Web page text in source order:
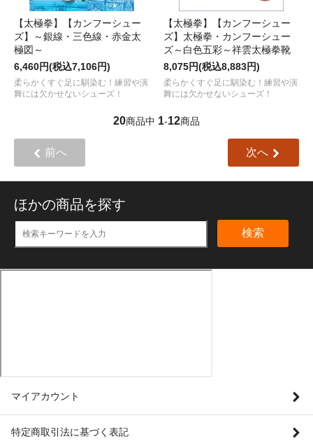
【太極拳】【カンフーシュー
ズ】～銀線・三色線・赤金太
極図～
6,460円(税込7,106円)
柔らかくすぐ足に馴染む！練習や演
舞には欠かせないシューズ！
【太極拳】【カンフーシュー
ズ】太極拳・カンフーシュー
ズ～白色五彩～祥雲太極拳靴
8,075円(税込8,883円)
柔らかくすぐ足に馴染む！練習や演
舞には欠かせないシューズ！
20商品中 1-12商品
前へ 次へ
ほかの商品を探す
検索
マイアカウント
特定商取引法に基づく表記